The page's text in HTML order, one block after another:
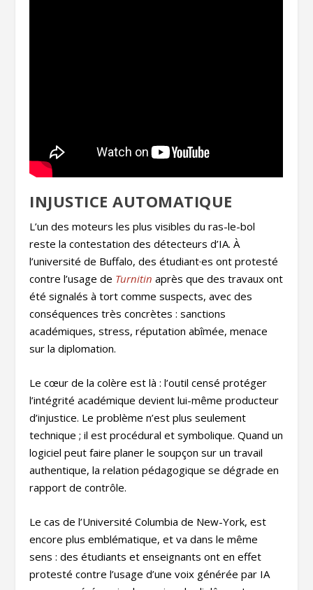
INJUSTICE AUTOMATIQUE
L’un des moteurs les plus visibles du ras-le-bol
reste la contestation des détecteurs d’IA. À
l’université de Buffalo, des étudiant·es ont protesté
contre l’usage de Turnitin après que des travaux ont
été signalés à tort comme suspects, avec des
conséquences très concrètes : sanctions
académiques, stress, réputation abîmée, menace
sur la diplomation.
Le cœur de la colère est là : l’outil censé protéger
l’intégrité académique devient lui-même producteur
d’injustice. Le problème n’est plus seulement
technique ; il est procédural et symbolique. Quand un
logiciel peut faire planer le soupçon sur un travail
authentique, la relation pédagogique se dégrade en
rapport de contrôle.
Le cas de l’Université Columbia de New-York, est
encore plus emblématique, et va dans le même
sens : des étudiants et enseignants ont en effet
protesté contre l’usage d’une voix générée par IA